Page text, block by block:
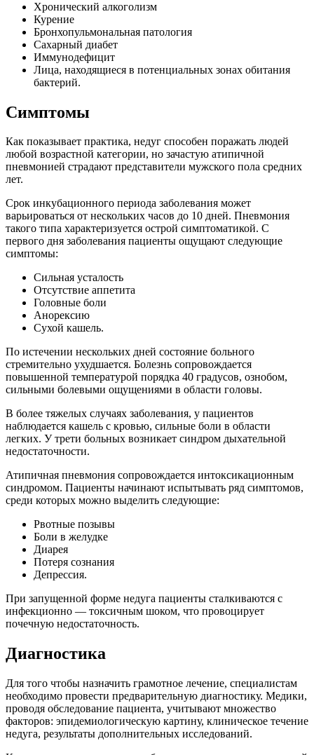
Хронический алкоголизм
Курение
Бронхопульмональная патология
Сахарный диабет
Иммунодефицит
Лица, находящиеся в потенциальных зонах обитания
бактерий.
Симптомы
Как показывает практика, недуг способен поражать людей
любой возрастной категории, но зачастую атипичной
пневмонией страдают представители мужского пола средних
лет.
Срок инкубационного периода заболевания может
варьироваться от нескольких часов до 10 дней. Пневмония
такого типа характеризуется острой симптоматикой. С
первого дня заболевания пациенты ощущают следующие
симптомы:
Сильная усталость
Отсутствие аппетита
Головные боли
Анорексию
Сухой кашель.
По истечении нескольких дней состояние больного
стремительно ухудшается. Болезнь сопровождается
повышенной температурой порядка 40 градусов, ознобом,
сильными болевыми ощущениями в области головы.
В более тяжелых случаях заболевания, у пациентов
наблюдается кашель с кровью, сильные боли в области
легких. У трети больных возникает синдром дыхательной
недостаточности.
Атипичная пневмония сопровождается интоксикационным
синдромом. Пациенты начинают испытывать ряд симптомов,
среди которых можно выделить следующие:
Рвотные позывы
Боли в желудке
Диарея
Потеря сознания
Депрессия.
При запущенной форме недуга пациенты сталкиваются с
инфекционно — токсичным шоком, что провоцирует
почечную недостаточность.
Диагностика
Для того чтобы назначить грамотное лечение, специалистам
необходимо провести предварительную диагностику. Медики,
проводя обследование пациента, учитывают множество
факторов: эпидемиологическую картину, клиническое течение
недуга, результаты дополнительных исследований.